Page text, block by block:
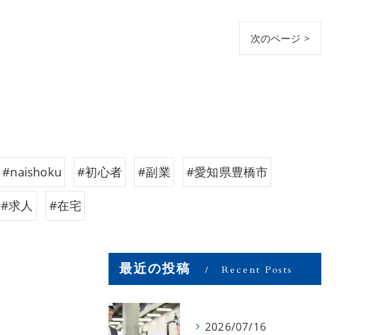
次のページ >
#naishoku #初心者 #副業 #愛知県豊橋市
#求人 #在宅
最近の投稿 Recent Posts
2026/07/16